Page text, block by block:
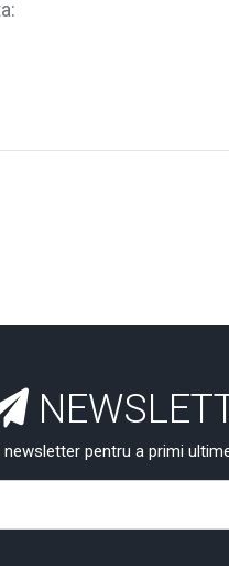
pentru a primi